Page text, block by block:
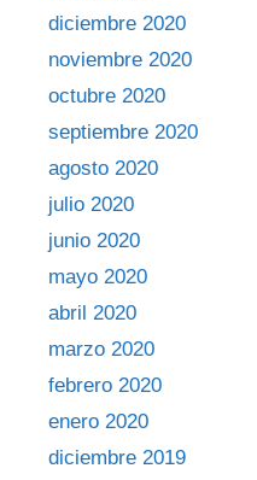
diciembre 2020
noviembre 2020
octubre 2020
septiembre 2020
agosto 2020
julio 2020
junio 2020
mayo 2020
abril 2020
marzo 2020
febrero 2020
enero 2020
diciembre 2019